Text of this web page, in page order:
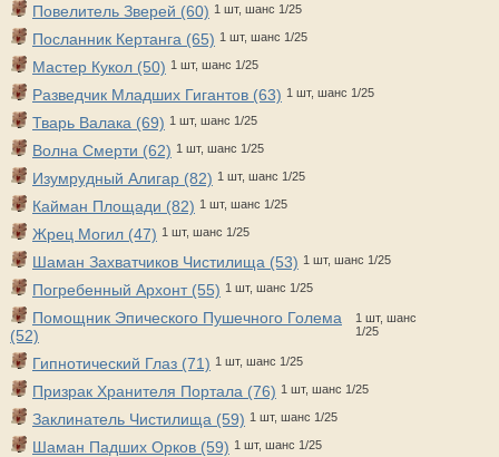
Повелитель Зверей (60) 1 шт, шанс 1/25
Посланник Кертанга (65) 1 шт, шанс 1/25
Мастер Кукол (50) 1 шт, шанс 1/25
Разведчик Младших Гигантов (63) 1 шт, шанс 1/25
Тварь Валака (69) 1 шт, шанс 1/25
Волна Смерти (62) 1 шт, шанс 1/25
Изумрудный Алигар (82) 1 шт, шанс 1/25
Кайман Площади (82) 1 шт, шанс 1/25
Жрец Могил (47) 1 шт, шанс 1/25
Шаман Захватчиков Чистилища (53) 1 шт, шанс 1/25
Погребенный Архонт (55) 1 шт, шанс 1/25
Помощник Эпического Пушечного Голема
(52)
1 шт, шанс
1/25
Гипнотический Глаз (71) 1 шт, шанс 1/25
Призрак Хранителя Портала (76) 1 шт, шанс 1/25
Заклинатель Чистилища (59) 1 шт, шанс 1/25
Шаман Падших Орков (59) 1 шт, шанс 1/25